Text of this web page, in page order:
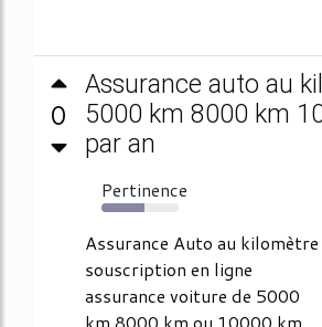
0
Assurance auto au
5000 km 8000 km
par an
Pertinence
56%
Assurance Auto au kilomètre
souscription en ligne
assurance voiture de 5000